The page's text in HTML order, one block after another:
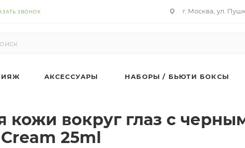
ЗВОНОК г. Москва, ул.
АКСЕССУАРЫ НАБОРЫ / БЬЮТИ БОКСЫ
вокруг глаз с
25ml